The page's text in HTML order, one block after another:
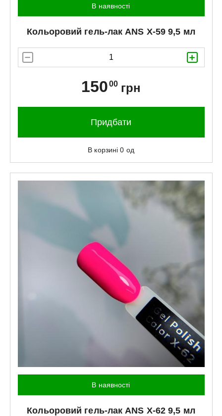
В наявності
Кольоровий гель-лакANS X-59 9,5 мл
15000 грн
Придбати
В корзині0 од
В наявності
Кольоровий гель-лакANS X-62 9,5 мл